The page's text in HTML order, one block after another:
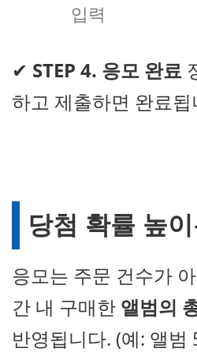
입력
✔ STEP 4. 응모 완료
하고 제출하면 완료됩
당첨 확률 높
응모는 주문 건수가
간 내 구매한 앨범의
반영됩니다. (예: 앨범